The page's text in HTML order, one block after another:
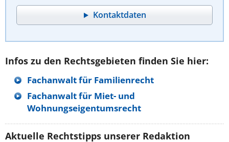
Kontaktdaten
Infos zu den Rechtsgebieten finden Sie hier:
Fachanwalt für Familienrecht
Fachanwalt für Miet- und
Wohnungseigentumsrecht
Aktuelle Rechtstipps unserer Redaktion